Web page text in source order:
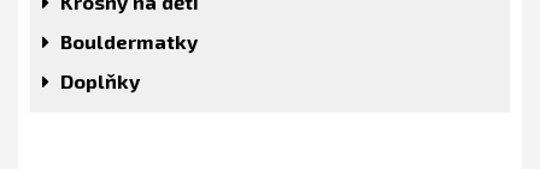
Bouldermatky
Doplňky